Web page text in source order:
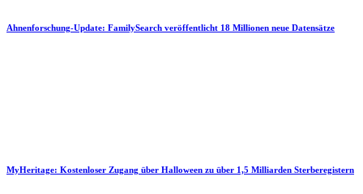
Ahnenforschung-Update: FamilySearch veröffentlicht 18 Millionen neue Datensätze
MyHeritage: Kostenloser Zugang über Halloween zu über 1,5 Milliarden Sterberegistern